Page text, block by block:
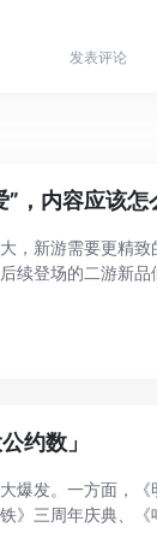
发表评论
”，内容应该怎
，新游需要更精
续登场的二游新
约数」
爆发。一方面，
》三周年庆典、